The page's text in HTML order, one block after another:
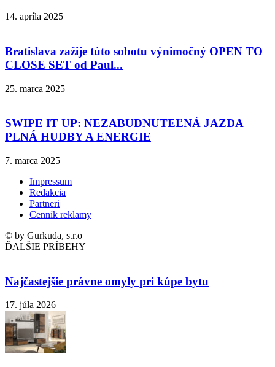
14. apríla 2025
Bratislava zažije túto sobotu výnimočný OPEN TO
CLOSE SET od Paul...
25. marca 2025
SWIPE IT UP: NEZABUDNUTEĽNÁ JAZDA
PLNÁ HUDBY A ENERGIE
7. marca 2025
Impressum
Redakcia
Partneri
Cenník reklamy
© by Gurkuda, s.r.o
ĎALŠIE PRÍBEHY
Najčastejšie právne omyly pri kúpe bytu
17. júla 2026